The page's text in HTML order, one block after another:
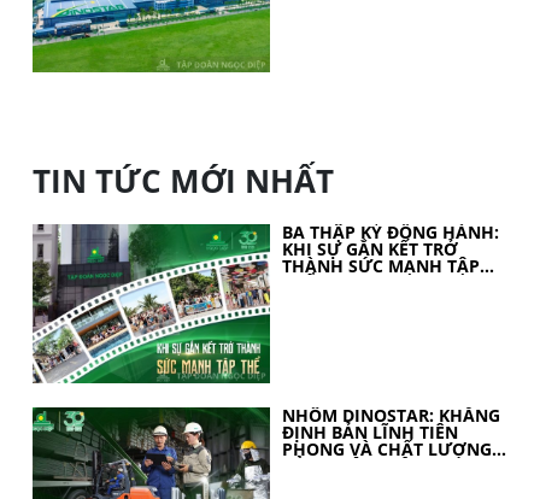
TIN TỨC MỚI NHẤT
BA THẬP KỶ ĐỒNG HÀNH:
KHI SỰ GẮN KẾT TRỞ
THÀNH SỨC MẠNH TẬP
NHÔM DINOSTAR: KHẲNG
ĐỊNH BẢN LĨNH TIÊN
PHONG VÀ CHẤT LƯỢNG